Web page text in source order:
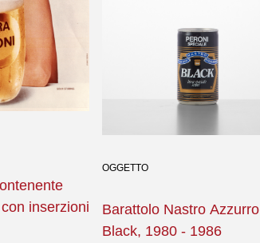
inserzioni
OGGETTO
Barattolo Nastro Azzurro
Black, 1980 - 1986